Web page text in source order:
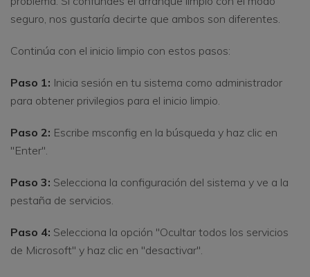
seguro, nos gustaría decirte que ambos son diferentes.
Continúa con el inicio limpio con estos pasos:
Paso 1: Inicia sesión en tu sistema como administrador
para obtener privilegios para el inicio limpio.
Paso 2: Escribe msconfig en la búsqueda y haz clic en
"Enter".
Paso 3: Selecciona la configuración del sistema y ve a la
pestaña de servicios.
Paso 4: Selecciona la opción "Ocultar todos los servicios
de Microsoft" y haz clic en "desactivar".